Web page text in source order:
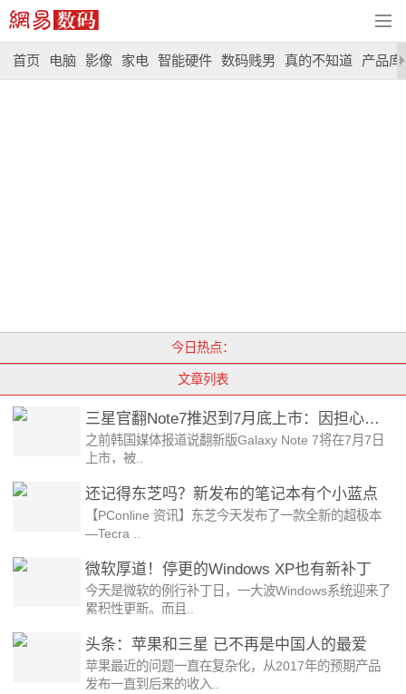
首页 电脑 影像 家电 智能硬件 数码贱男 真的不知道 产品库
今日热点：
文章列表
三星官翻Note7推迟到7月底上市：因担心不够卖
之前韩国媒体报道说翻新版Galaxy Note 7将在7月7日
上市，被..
还记得东芝吗？新发布的笔记本有个小蓝点
【PConline 资讯】东芝今天发布了一款全新的超极本
—Tecra ..
微软厚道！停更的Windows XP也有新补丁
今天是微软的例行补丁日，一大波Windows系统迎来了
累积性更新。而且..
头条：苹果和三星 已不再是中国人的最爱
苹果最近的问题一直在复杂化，从2017年的预期产品
发布一直到后来的收入..